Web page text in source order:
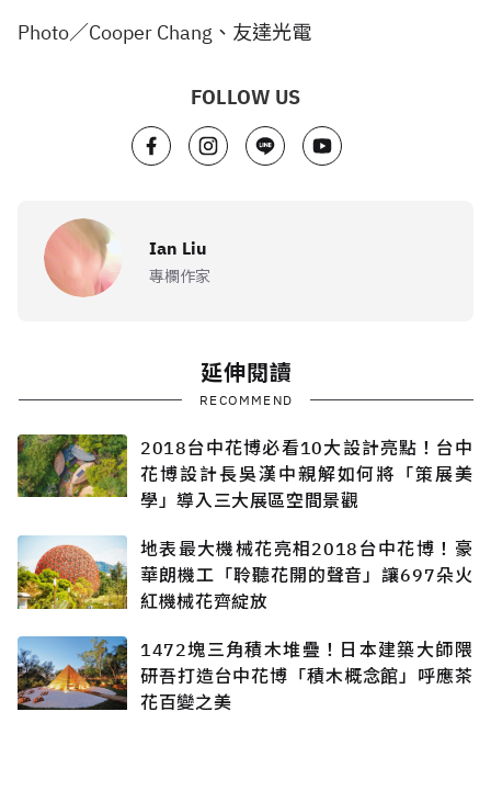
Photo／Cooper Chang、友達光電
FOLLOW US
Ian Liu
專欄作家
延伸閱讀
RECOMMEND
2018台中花博必看10大設計亮點！台中
花博設計長吳漢中親解如何將「策展美
學」導入三大展區空間景觀
地表最大機械花亮相2018台中花博！豪
華朗機工「聆聽花開的聲音」讓697朵火
紅機械花齊綻放
1472塊三角積木堆疊！日本建築大師隈
研吾打造台中花博「積木概念館」呼應茶
花百變之美